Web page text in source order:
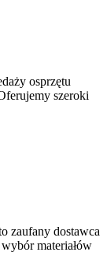
osprzętu
szeroki
zaufany dostawca
materiałów